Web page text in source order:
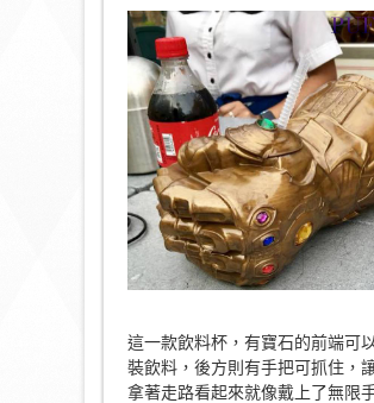
這一款飲料杯，有寶石的前端可
裝飲料，後方則有手把可抓住，
拿著走路看起來就像戴上了無限